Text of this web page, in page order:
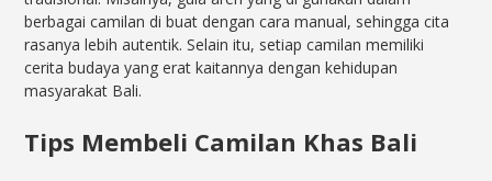
berbagai camilan di buat dengan cara manual, sehingga cita
rasanya lebih autentik. Selain itu, setiap camilan memiliki
cerita budaya yang erat kaitannya dengan kehidupan
masyarakat Bali.
Tips Membeli Camilan Khas Bali